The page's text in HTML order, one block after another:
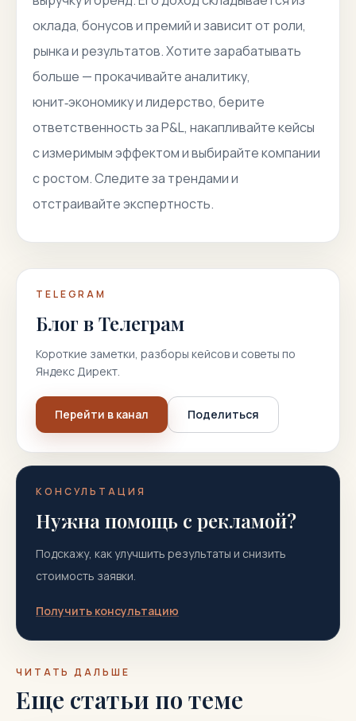
оклада, бонусов и премий и зависит от роли,
рынка и результатов. Хотите зарабатывать
больше — прокачивайте аналитику,
юнит‑экономику и лидерство, берите
ответственность за P&L, накапливайте кейсы
с измеримым эффектом и выбирайте компании
с ростом. Следите за трендами и
отстраивайте экспертность.
TELEGRAM
Блог в Телеграм
Короткие заметки, разборы кейсов и советы по
Яндекс Директ.
Перейти в канал Поделиться
КОНСУЛЬТАЦИЯ
Нужна помощь с рекламой?
Подскажу, как улучшить результаты и снизить
стоимость заявки.
Получить консультацию
ЧИТАТЬ ДАЛЬШЕ
Еще статьи по теме